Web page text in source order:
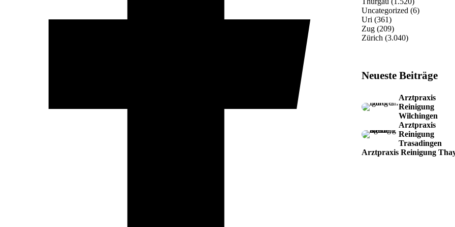
Uncategorized (6)
Uri (361)
Zug (209)
Zürich (3.040)
Neueste Beiträge
Arztpraxis
Reinigung
Wilchingen
Arztpraxis
Reinigung
Trasadingen
Arztpraxis Reinigung